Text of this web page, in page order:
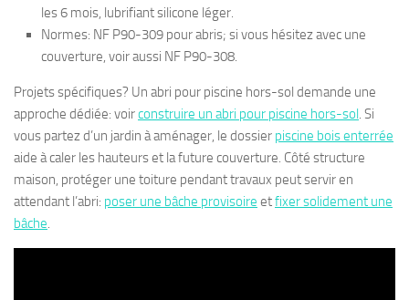
les 6 mois, lubrifiant silicone léger.
Normes: NF P90-309 pour abris; si vous hésitez avec une
couverture, voir aussi NF P90-308.
Projets spécifiques? Un abri pour piscine hors-sol demande une
approche dédiée: voirconstruire un abri pour piscine hors-sol. Si
vous partez d’un jardin à aménager, le dossier piscine bois enterrée
aide à caler les hauteurs et la future couverture. Côté structure
maison, protéger une toiture pendant travaux peut servir en
attendant l’abri: poser une bâche provisoire etfixer solidement une
bâche.